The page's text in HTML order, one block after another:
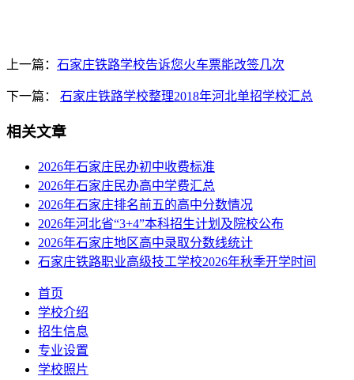
上一篇： 石家庄铁路学校告诉您火车票能改签几次
下一篇： 石家庄铁路学校整理2018年河北单招学校汇总
相关文章
2026年石家庄民办初中收费标准
2026年石家庄民办高中学费汇总
2026年石家庄排名前五的高中分数情况
2026年河北省“3+4”本科招生计划及院校公布
2026年石家庄地区高中录取分数线统计
石家庄铁路职业高级技工学校2026年秋季开学时间
首页
学校介绍
招生信息
专业设置
学校照片